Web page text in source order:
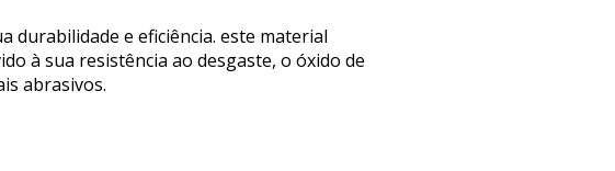
durabilidade e eficiência. este material
à sua resistência ao desgaste, o óxido de
abrasivos.